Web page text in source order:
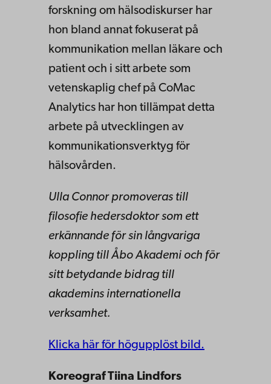
forskning om hälsodiskurser har
hon bland annat fokuserat på
kommunikation mellan läkare och
patient och i sitt arbete som
vetenskaplig chef på CoMac
Analytics har hon tillämpat detta
arbete på utvecklingen av
kommunikationsverktyg för
hälsovården.
Ulla Connor promoveras till
filosofie hedersdoktor som ett
erkännande för sin långvariga
koppling till Åbo Akademi och för
sitt betydande bidrag till
akademins internationella
verksamhet.
Klicka här för högupplöst bild.
Koreograf Tiina Lindfors